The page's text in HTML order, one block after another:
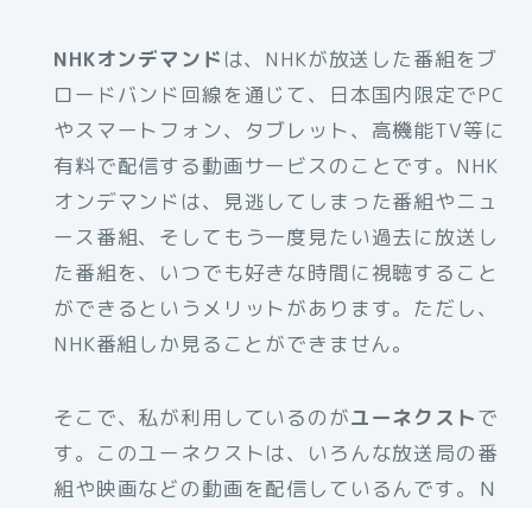
NHKオンデマンド は、NHKが放送した番組をブ
ロードバンド回線を通じて、日本国内限定でPC
やスマートフォン、タブレット、高機能TV等に
有料で配信する動画サービスのことです。NHK
オンデマンドは、見逃してしまった番組やニュ
ース番組、そしてもう一度見たい過去に放送し
た番組を、いつでも好きな時間に視聴すること
ができるというメリットがあります。ただし、
NHK番組しか見ることができません。
そこで、私が利用しているのがユーネクストで
す。このユーネクストは、いろんな放送局の番
組や映画などの動画を配信しているんです。Ｎ